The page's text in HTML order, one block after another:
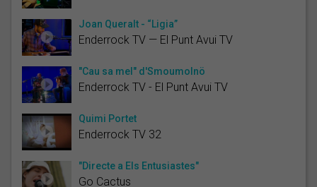
Joan Queralt - “Ligia”
Enderrock TV — El Punt Avui TV
"Cau sa mel" d'Smoumolnö
Enderrock TV - El Punt Avui TV
Quimi Portet
Enderrock TV 32
"Directe a Els Entusiastes"
Go Cactus